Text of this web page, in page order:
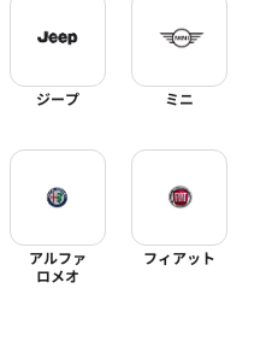
ジープ ミニ
アルファ
ロメオ
フィアット